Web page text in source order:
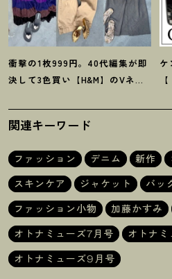
衝撃の1枚999円。40代編集が即
決して3色買い【H&M】のVネッ
3選
ケ
デ
関連キーワード
ファッション デニム 新作
スキンケア
ジャケット バッ
ファッション小物
加藤かすみ
オトナミューズ7月号
オトナ
オトナミューズ9月号